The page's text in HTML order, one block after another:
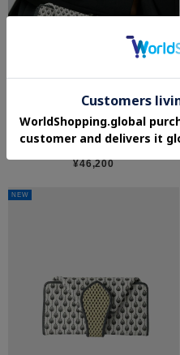
¥46,200
NEW